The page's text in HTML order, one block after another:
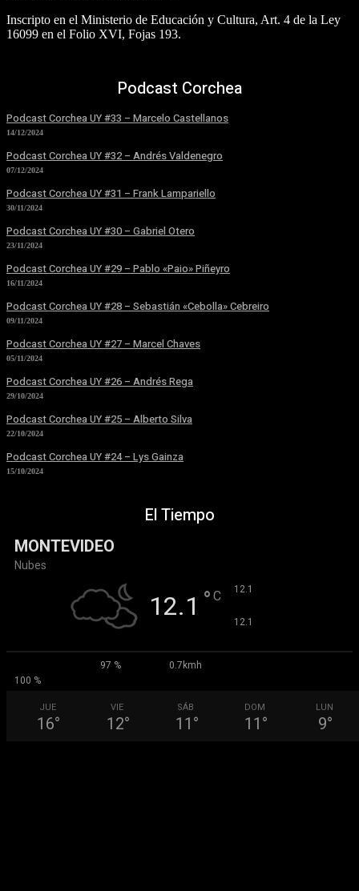
Inscripto en el Ministerio de Educación y Cultura, Art. 4 de la Ley
16099 en el Folio XVI, Fojas 193.
Podcast Corchea
Podcast Corchea UY #33 – Marcelo Castellanos
14/12/2024
Podcast Corchea UY #32 – Andrés Valdenegro
07/12/2024
Podcast Corchea UY #31 – Frank Lampariello
30/11/2024
Podcast Corchea UY #30 – Gabriel Otero
23/11/2024
Podcast Corchea UY #29 – Pablo «Paio» Piñeyro
16/11/2024
Podcast Corchea UY #28 – Sebastián «Cebolla» Cebreiro
09/11/2024
Podcast Corchea UY #27 – Marcel Chaves
05/11/2024
Podcast Corchea UY #26 – Andrés Rega
29/10/2024
Podcast Corchea UY #25 – Alberto Silva
22/10/2024
Podcast Corchea UY #24 – Lys Gainza
15/10/2024
El Tiempo
MONTEVIDEO
Nubes
12.1 ° C 12.1
12.1
97 %
0.7kmh
100 %
JUE
16°
VIE
12°
SÁB
11 °
DOM
11 °
LUN
9°